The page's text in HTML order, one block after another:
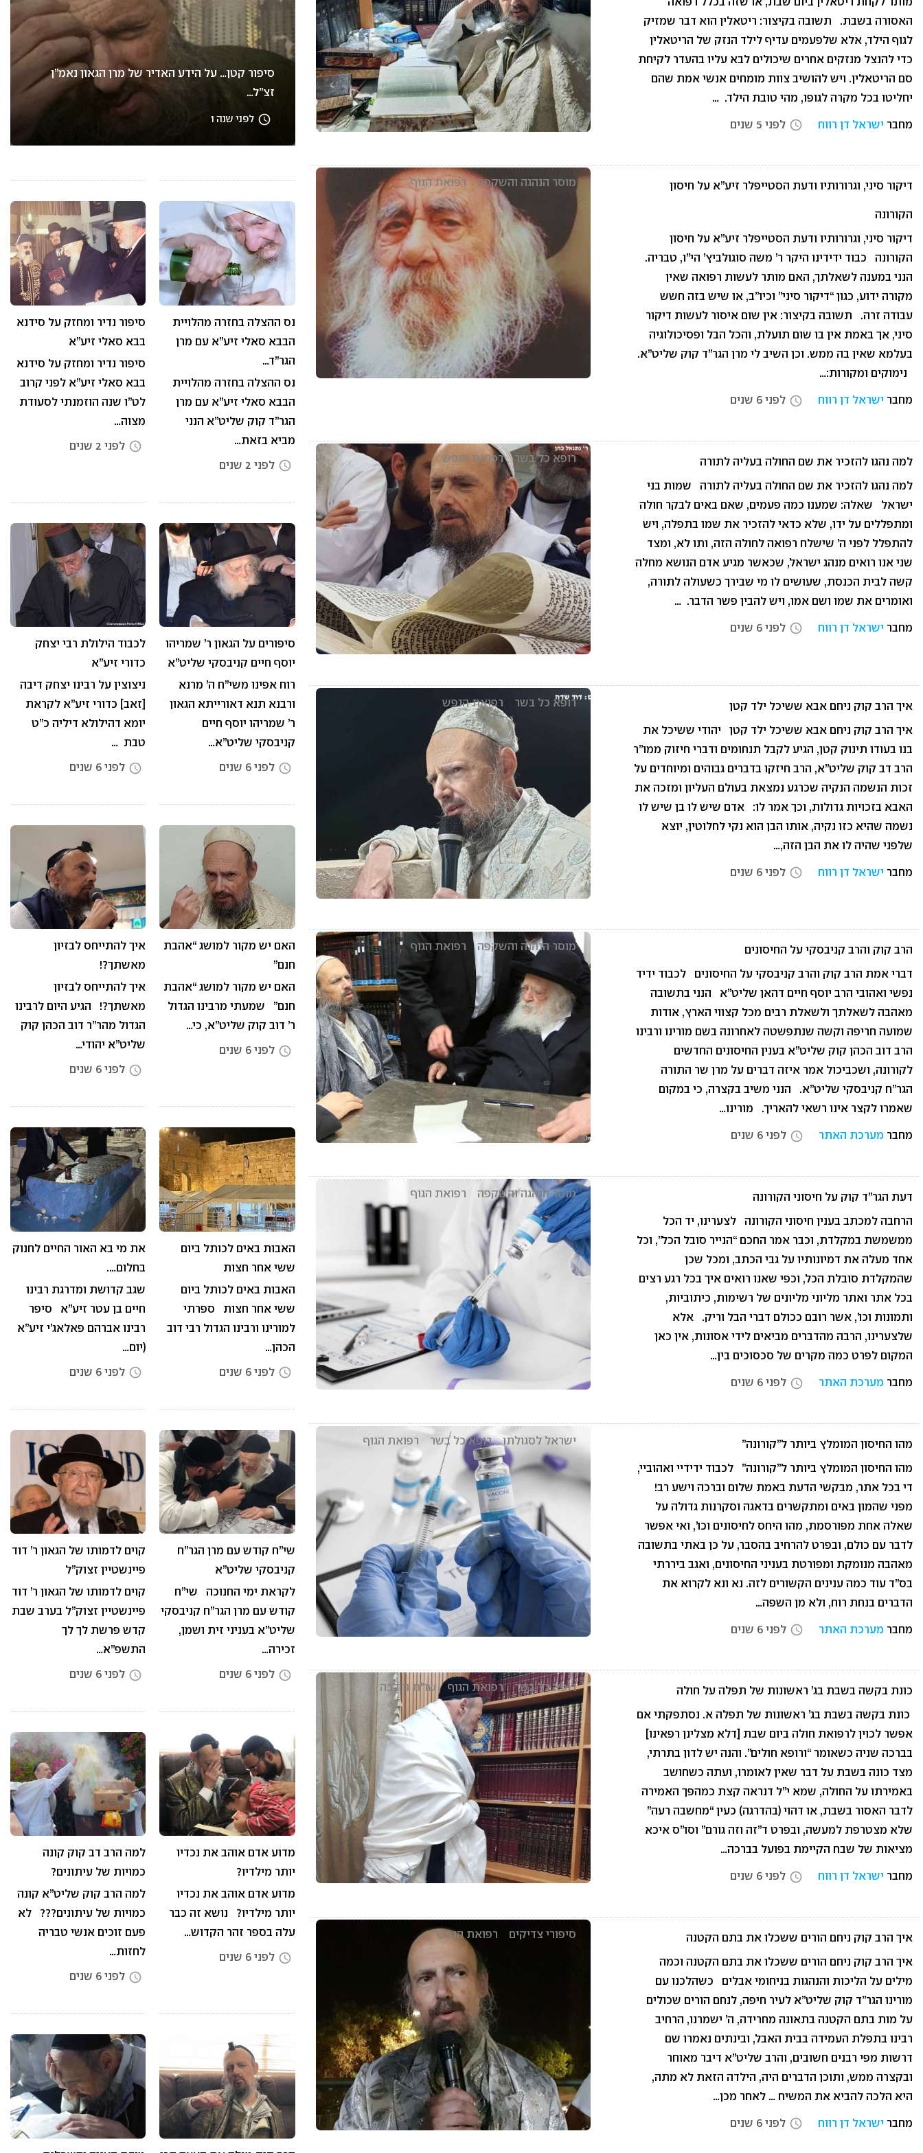
האסורה בשבת. תשובה בקיצור: ריטאלין הוא דבר שמזיק
לגוף הילד, אלא שלפעמים עדיף לילד הנזק של הריטאלין
כדי להנצל מנזקים אחרים שיכולים לבא עליו בהעדר לקיחת
סם הריטאלין. ויש להושיב צוות מומחים אנשי אמת שהם
יחליטו בכל מקרה לגופו, מהי טובת הילד. …
מחבר ישראל דן רווח access_time לפני 5 שנים
מוסר הנהגה והשקפה רפואת הגוף דיקור סיני, וגרורותיו ודעת הסטייפלר זיע”א על חיסון
הקורונה
דיקור סיני, וגרורותיו ודעת הסטייפלר זיע”א על חיסון
הקורונה כבוד ידידינו היקר ר’ משה סוגולביץ’ הי”ו, טבריה.
הנני במענה לשאלתך, האם מותר לעשות רפואה שאין
מקורה ידוע, כגון “דיקור סיני” וכיו”ב, או שיש בזה חשש
עבודה זרה. תשובה בקיצור: אין שום איסור לעשות דיקור
סיני, אך באמת אין בו שום תועלת, והכל הבל ופסיכולוגיה
בעלמא שאין בה ממש. וכן השיב לי מרן הגר”ד קוק שליט”א.
נימוקים ומקורות:…
מחבר ישראל דן רווח access_time לפני 6 שנים
רופא כל בשר רפואת הנפש
למה נהגו להזכיר את שם החולה בעליה לתורה
למה נהגו להזכיר את שם החולה בעליה לתורה שמות בני
ישראל שאלה: שמענו כמה פעמים, שאם באים לבקר חולה
ומתפללים על ידו, שלא כדאי להזכיר את שמו בתפלה, ויש
להתפלל לפני ה’ שישלח רפואה לחולה הזה, ותו לא, ומצד
שני אנו רואים מנהג ישראל, שכאשר מגיע אדם הנושא מחלה
קשה לבית הכנסת, שעושים לו מי שבירך כשעולה לתורה,
ואומרים את שמו ושם אמו, ויש להבין פשר הדבר. …
מחבר ישראל דן רווח access_time לפני 6 שנים
רופא כל בשר רפואת הנפש
איך הרב קוק ניחם אבא ששיכל ילד קטן
איך הרב קוק ניחם אבא ששיכל ילד קטן יהודי ששיכל את
בנו בעודו תינוק קטן, הגיע לקבל תנחומים ודברי חיזוק ממו”ר
הרב דב קוק שליט”א, הרב חיזקו בדברים גבוהים ומיוחדים על
זכות הנשמה הנקיה שכרגע נמצאת בעולם העליון ומזכה את
האבא בזכויות גדולות, וכך אמר לו: אדם שיש לו בן שיש לו
נשמה שהיא כזו נקיה, אותו הבן הוא נקי לחלוטין, יוצא
שלפני שהיה לו את הבן הזה,…
מחבר ישראל דן רווח access_time לפני 6 שנים
מוסר הנהגה והשקפה רפואת הגוף
הרב קוק והרב קניבסקי על החיסונים
דברי אמת הרב קוק והרב קניבסקי על החיסונים לכבוד ידיד
נפשי ואהובי הרב יוסף חיים דהאן שליט”א הנני בתשובה
מאהבה לשאלתך ולשאלת רבים מכל קצווי הארץ, אודות
שמועה חריפה וקשה שנתפשטה לאחרונה בשם מורינו ורבינו
הרב דוב הכהן קוק שליט”א בענין החיסונים החדשים
לקורונה, ושכביכול אמר איזה דברים על מרן שר התורה
הגר”ח קניבסקי שליט”א. הנני משיב בקצרה, כי במקום
שאמרו לקצר אינו רשאי להאריך. מורינו…
מחבר מערכת האתר access_time לפני 6 שנים
מוסר הנהגה והשקפה רפואת הגוף
דעת הגר”ד קוק על חיסוני הקורונה
הרחבה למכתב בענין חיסוני הקורונה לצערינו, יד הכל
ממשמשת במקלדת, וכבר אמר החכם “הנייר סובל הכל”, וכל
אחד מעלה את דמיונותיו על גבי הכתב, ומכל שכן
שהמקלדת סובלת הכל, וכפי שאנו רואים איך בכל רגע רצים
בכל אתר ואתר מליוני מליונים של רשימות, כיתוביות,
ותמונות וכו’, אשר רובם ככולם דברי הבל וריק. אלא
שלצערינו, הרבה מהדברים מביאים לידי אסונות, אין כאן
המקום לפרט כמה מקרים של סכסוכים בין…
מחבר מערכת האתר access_time לפני 6 שנים
ישראל לסגולתו רופא כל בשר רפואת הגוף
מהו החיסון המומלץ ביותר ל”קורונה”
מהו החיסון המומלץ ביותר ל”קורונה” לכבוד ידידיי ואהוביי,
די בכל אתר, מבקשי הדעת באמת שלום וברכה וישע רב!
מפני שהמון באים ומתקשרים בדאגה וסקרנות גדולה על
שאלה אחת מפורסמת, מהו היחס לחיסונים וכו’, ואי אפשר
לדבר עם כולם, ובפרט להרחיב בהסבר, על כן באתי בתשובה
מאהבה מנומקת ומפורטת בעניני החיסונים, ואגב ביררתי
בס”ד עוד כמה ענינים הקשורים לזה. נא ונא לקרוא את
הדברים בנחת רוח, ולא מן השפה…
מחבר מערכת האתר access_time לפני 6 שנים
רופא כל בשר רפואת הגוף שו"ת והלכה
כונת בקשה בשבת בג’ ראשונות של תפלה על חולה
כונת בקשה בשבת בג’ ראשונות של תפלה א. נסתפקתי אם
אפשר לכוין לרפואת חולה ביום שבת [דלא מצלינן רפאינו]
בברכה שניה כשאומר “ורופא חולים”. והנה יש לדון בתרתי,
מצד כונה בשבת על דבר שאין לאומרו, ועתה כשחושב
באמירתו על החולה, שמא י”ל דנראה קצת כמהפך האמירה
לדבר האסור בשבת, או דהוי (בהדרגה) כעין “מחשבה רעה”
שלא מצטרפת למעשה, ובפרט ד”זה וזה גורם” וסו”ס איכא
מציאות של שבח הקיימת בפועל בברכה…
מחבר ישראל דן רווח access_time לפני 6 שנים
סיפורי צדיקים רפואת הנפש
איך הרב קוק ניחם הורים ששכלו את בתם הקטנה
איך הרב קוק ניחם הורים ששכלו את בתם הקטנה וכמה
מילים על הליכות והנהגות בניחומי אבלים כשהלכנו עם
מורינו הגר”ד קוק שליט”א לעיר חיפה, לנחם הורים שכולים
על מות בתם הקטנה בתאונה מחרידה, ה’ ישמרנו, הרחיב
רבינו בתפלת העמידה בבית האבל, ובינתים נאמרו שם
דרשות מפי רבנים חשובים, והרב שליט”א דיבר מאוחר
ובקצרה ממש, ותוכן הדברים היה, הילדה הזאת לא מתה,
היא הלכה להביא את המשיח … לאחר מכן…
מחבר ישראל דן רווח access_time לפני 6 שנים
סיפור קטן… על הידע האדיר של מרן הגאון נאמ”ן
זצ”ל…
access_time לפני שנה 1
נס ההצלה בחזרה מהלויית
הבבא סאלי זיע”א עם מרן
הגר”ד…
נס ההצלה בחזרה מהלויית
הבבא סאלי זיע”א עם מרן
הגר”ד קוק שליט”א הנני
מביא בזאת…
access_time לפני 2 שנים
סיפור נדיר ומחזק על סידנא
בבא סאלי זיע”א
סיפור נדיר ומחזק על סידנא
בבא סאלי זיע”א לפני קרוב
לט”ו שנה הוזמנתי לסעודת
מצוה…
access_time לפני 2 שנים
סיפורים על הגאון ר’ שמריהו
יוסף חיים קניבסקי שליט”א
רוח אפינו משי”ח ה’ מרנא
ורבנא תנא דאורייתא הגאון
ר’ שמריהו יוסף חיים
קניבסקי שליט”א…
access_time לפני 6 שנים
לכבוד הילולת רבי יצחק
כדורי זיע”א
ניצוצין על רבינו יצחק דיבה
[זאב] כדורי זיע”א לקראת
יומא דהילולא דיליה כ”ט
טבת …
access_time לפני 6 שנים
האם יש מקור למושג “אהבת
חנם”
האם יש מקור למושג “אהבת
חנם” שמעתי מרבינו הגדול
ר’ דוב קוק שליט”א, כי…
access_time לפני 6 שנים
איך להתייחס לבזיון
מאשתך?!
איך להתייחס לבזיון
מאשתך?! הגיע היום לרבינו
הגדול מהר”ר דוב הכהן קוק
שליט”א יהודי…
access_time לפני 6 שנים
האבות באים לכותל ביום
ששי אחר חצות
האבות באים לכותל ביום
ששי אחר חצות ספרתי
למורינו ורבינו הגדול רבי דוב
הכהן…
access_time לפני 6 שנים
את מי בא האור החיים לחנוק
בחלום….
שגב קדושת ומדרגת רבינו
חיים בן עטר זיע”א סיפר
רבינו אברהם פאלאג’י זיע”א
(יום…
access_time לפני 6 שנים
שי”ח קודש עם מרן הגר”ח
קניבסקי שליט”א
לקראת ימי החנוכה שי”ח
קודש עם מרן הגר”ח קניבסקי
שליט”א בעניני זית ושמן,
זכירה…
access_time לפני 6 שנים
קוים לדמותו של הגאון ר’ דוד
פיינשטיין זצוק”ל
קוים לדמותו של הגאון ר’ דוד
פיינשטיין זצוק”ל בערב שבת
קדש פרשת לך לך
התשפ”א…
access_time לפני 6 שנים
מדוע אדם אוהב את נכדיו
יותר מילדיו?
מדוע אדם אוהב את נכדיו
יותר מילדיו? נושא זה כבר
עלה בספר זהר הקדוש…
access_time לפני 6 שנים
למה הרב דב קוק קונה
כמויות של עיתונים?
למה הרב קוק שליט”א קונה
כמויות של עיתונים??? לא
פעם זוכים אנשי טבריה
לחזות…
access_time לפני 6 שנים